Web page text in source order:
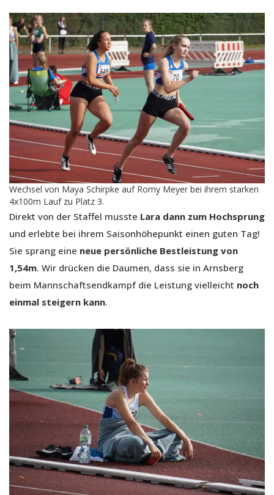
Wechsel von Maya Schirpke auf Romy Meyer bei ihrem starken
4x100m Lauf zu Platz 3.
Direkt von der Staffel musste Lara dann zum Hochsprung
und erlebte bei ihrem Saisonhöhepunkt einen guten Tag!
Sie sprang eine neue persönliche Bestleistung von
1,54m. Wir drücken die Daumen, dass sie in Arnsberg
beim Mannschaftsendkampf die Leistung vielleicht noch
einmal steigern kann.